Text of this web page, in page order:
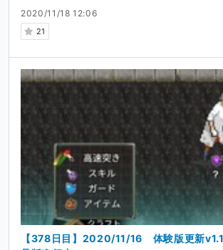
2020/11/18 12:06
21
【378日目】2020/11/16 体験版更新